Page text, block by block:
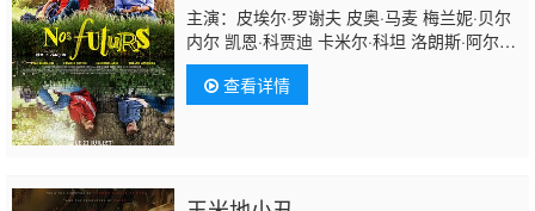
主演：皮埃尔·罗谢夫 皮奥·马麦 梅兰妮·贝尔
内尔 凯恩·科贾迪 卡米尔·科坦 洛朗斯·阿尔
内 罗克珊·梅斯基达 米沙·莱斯科特 奥雷利昂·
维依科 让-皮耶·罗利特 Estéban 马克西姆·德
瑞森 Ulysse Teytaud 塞缪尔·泰斯 Angélique
查看详情